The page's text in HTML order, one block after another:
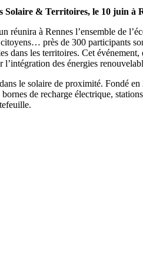
Solaire & Territoires, le 10 juin à
réunira à Rennes l’ensemble de
près de 300 participants
dans les territoires. Cet
des énergies
le solaire de proximité. Fondé
de recharge électrique,